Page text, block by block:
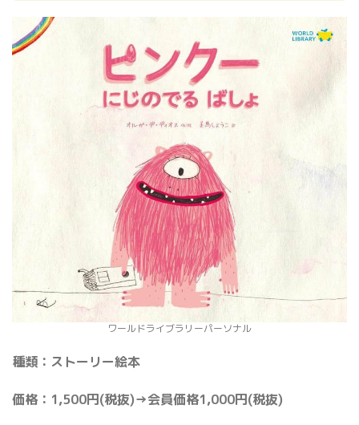
ワールドライブラリーパーソナル
種類：ストーリー絵本
価格：1,500円(税抜)→会員価格1,000円(税抜)